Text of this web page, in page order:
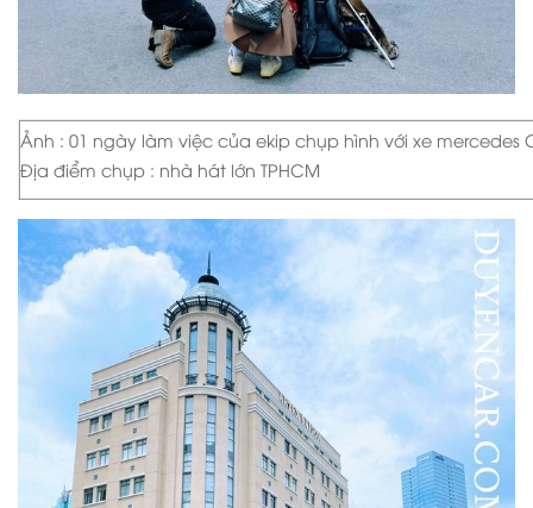
Ảnh : 01 ngày làm việc của ekip chụp hình với xe mercedes
Địa điểm chụp : nhà hát lớn TPHCM